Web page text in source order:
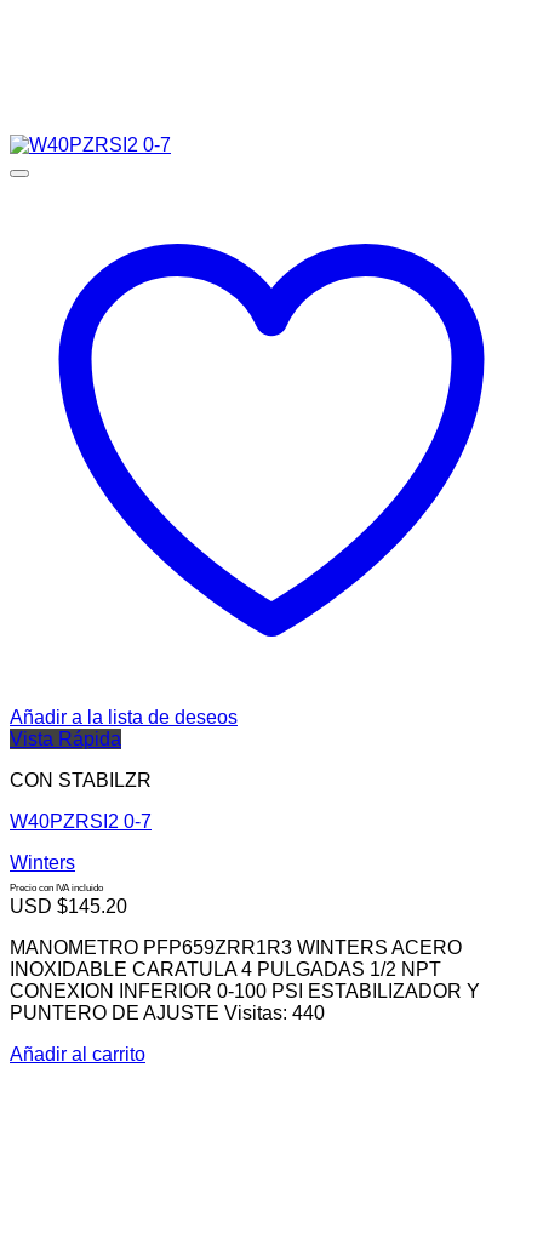
Añadir a la lista de deseos
Vista Rápida
CON STABILZR
W40PZRSI2 0-7
Winters
Precio con IVA incluido
USD $145.20
MANOMETRO PFP659ZRR1R3 WINTERS ACERO
INOXIDABLE CARATULA 4 PULGADAS 1/2 NPT
CONEXION INFERIOR 0-100 PSI ESTABILIZADOR Y
PUNTERO DE AJUSTE Visitas: 440
Añadir al carrito